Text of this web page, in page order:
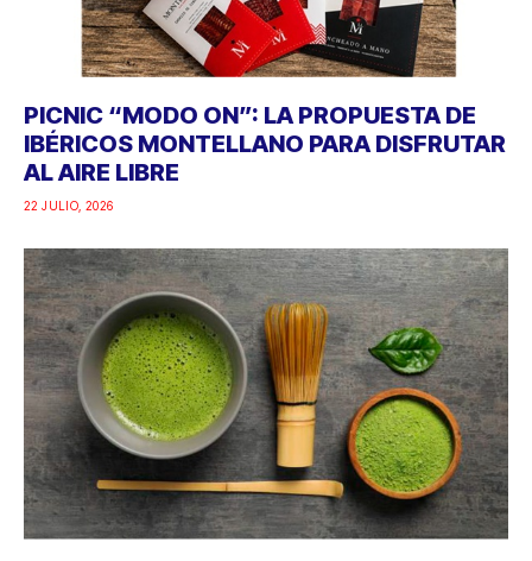
PICNIC “MODO ON”: LA PROPUESTA DE
IBÉRICOS MONTELLANO PARA DISFRUTAR
AL AIRE LIBRE
22 JULIO, 2026